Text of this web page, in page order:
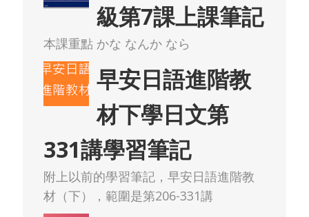
級第7課上課筆記
本課重點 かな なんか なら
早安日語進階教
材下學日文第
331講學習筆記
附上以前的學習筆記，早安日語進階教
材（下），範圍是第206-331講